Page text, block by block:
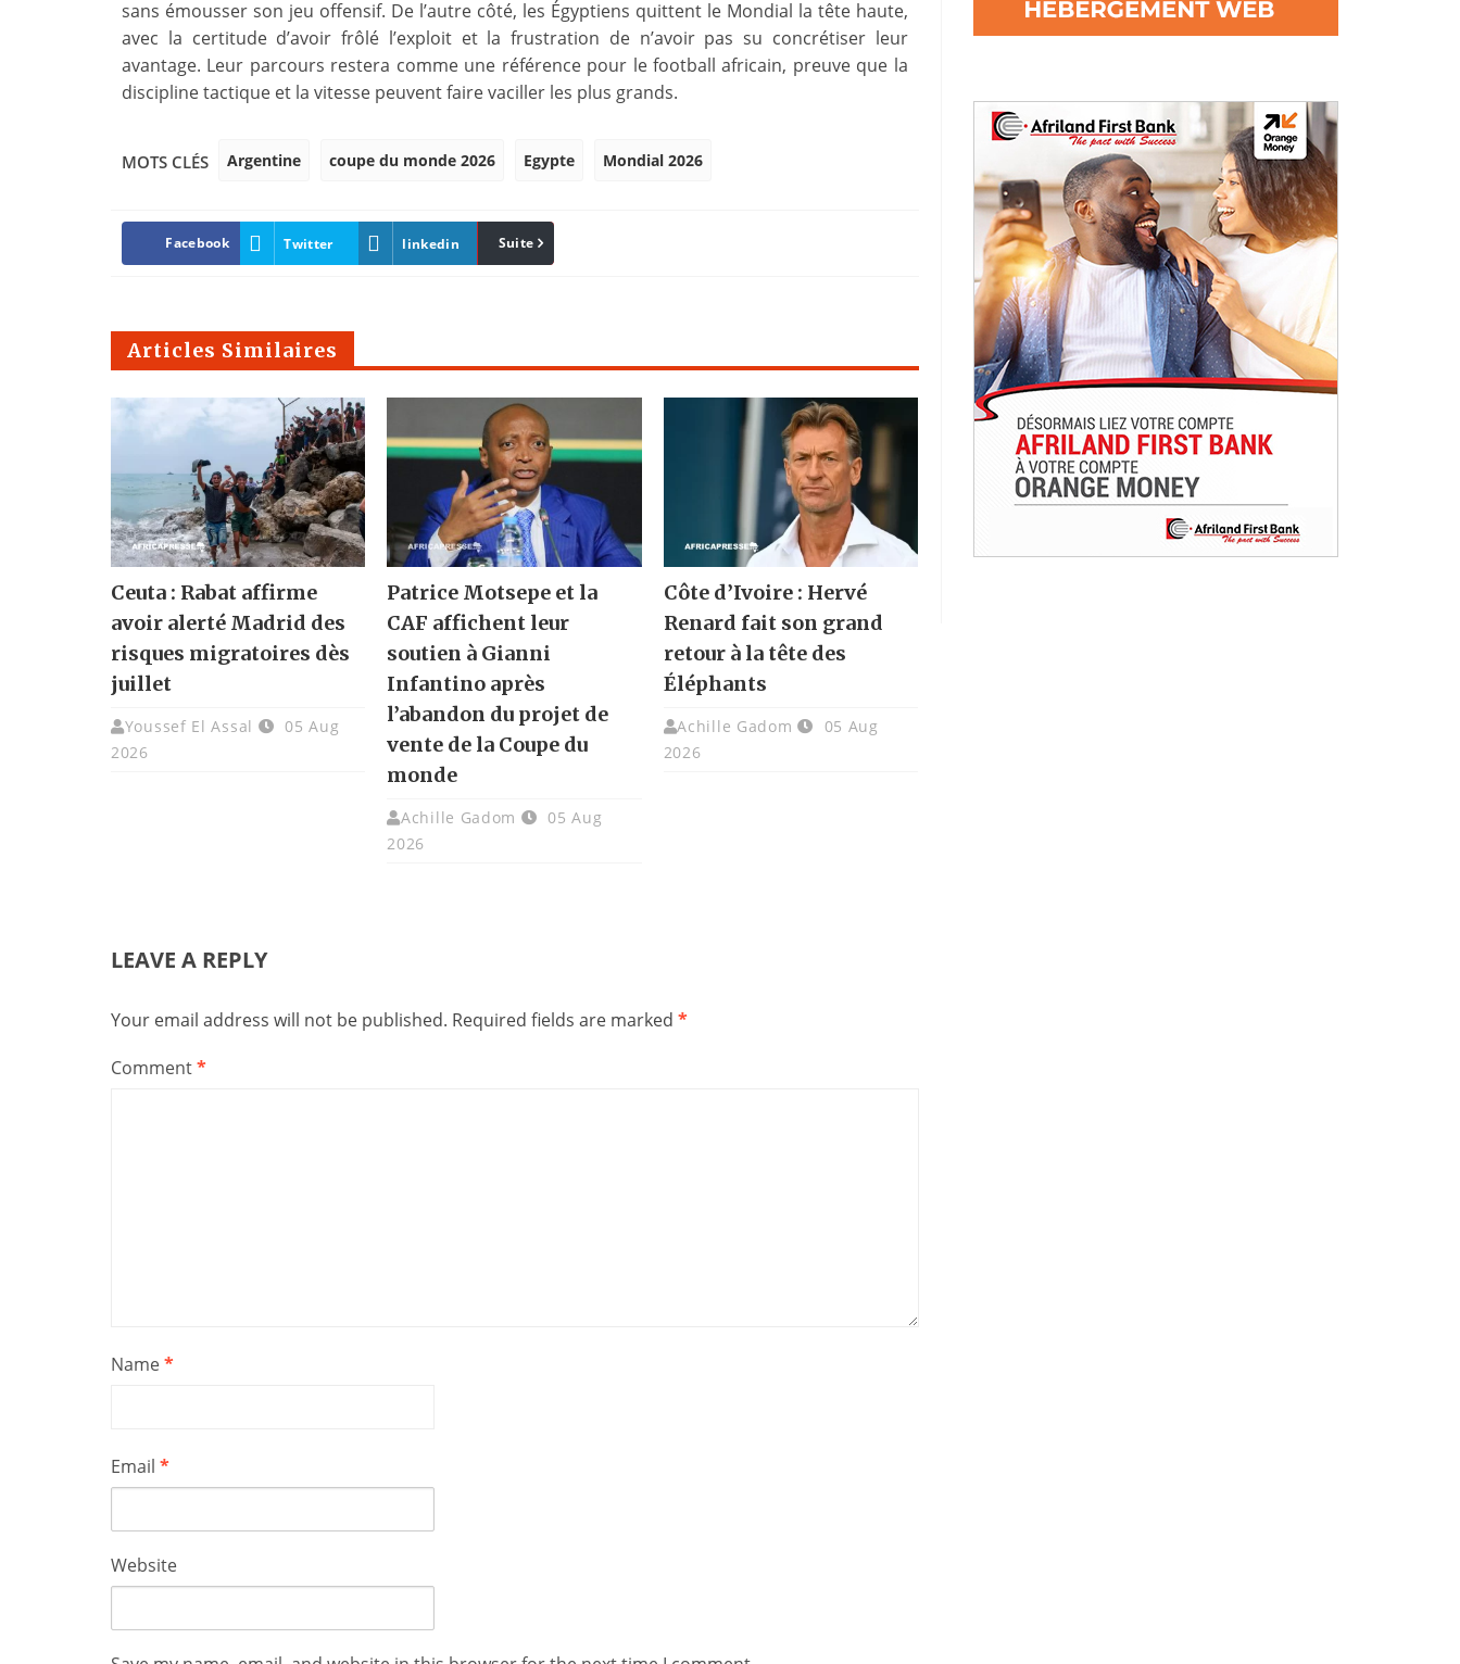
sans émousser son jeu offensif. De l’autre côté, les Égyptiens quittent le Mondial la tête haute,
avec la certitude d’avoir frôlé l’exploit et la frustration de n’avoir pas su concrétiser leur
avantage. Leur parcours restera comme une référence pour le football africain, preuve que la
discipline tactique et la vitesse peuvent faire vaciller les plus grands.
MOTS CLÉS Argentine coupe du monde 2026 Egypte Mondial 2026
Facebook Twitter linkedin Pinterest
Suite
Articles Similaires
Ceuta : Rabat affirme
avoir alerté Madrid des
risques migratoires dès
juillet
Youssef El Assal
05 Aug
2026
Patrice Motsepe et la
CAF affichent leur
soutien à Gianni
Infantino après
l’abandon du projet de
vente de la Coupe du
monde
Achille Gadom
05 Aug
2026
Côte d’Ivoire : Hervé
Renard fait son grand
retour à la tête des
Éléphants
Achille Gadom
05 Aug
2026
LEAVE A REPLY
Your email address will not be published. Required fields are marked *
Comment*
Name*
Email *
Website